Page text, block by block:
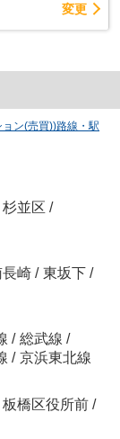
変更
ン(売買))路線・駅
杉並区 /
長崎 / 東坂下 /
/ 総武線 /
/ 京浜東北線
板橋区役所前 /